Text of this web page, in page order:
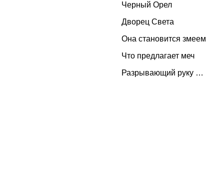
Черный Орел
Дворец Света
Она становится змеем
Что предлагает меч
Разрывающий руку …